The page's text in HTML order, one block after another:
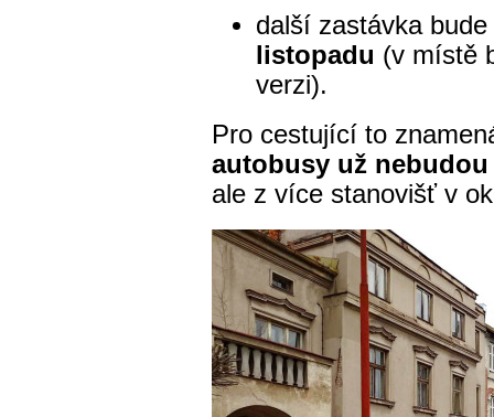
další zastávka
listopadu (v místě
verzi).
Pro cestující to
autobusy už
ale z více stanovišť v